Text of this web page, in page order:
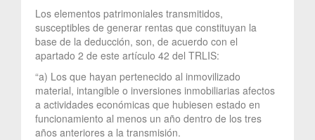
Los elementos patrimoniales transmitidos,
susceptibles de generar rentas que constituyan la
base de la deducción, son, de acuerdo con el
apartado 2 de este artículo 42 del TRLIS:
“a) Los que hayan pertenecido al inmovilizado
material, intangible o inversiones inmobiliarias afectos
a actividades económicas que hubiesen estado en
funcionamiento al menos un año dentro de los tres
años anteriores a la transmisión.